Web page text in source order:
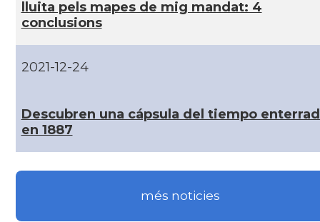
CAMON Catalans a MIAMI
CAMON Catalans a NEBRASKA
lluita pels mapes de mig mandat: 4
conclusions
2021-12-24
Descubren una cápsula del tiempo
en 1887
més noticies